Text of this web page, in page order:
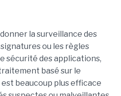
la surveillance des
ou les règles
sécurité des applications,
basé sur le
beaucoup plus efficace